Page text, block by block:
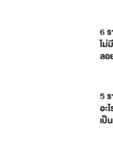
6
ไม่
ลอ
5
อะ
เป็